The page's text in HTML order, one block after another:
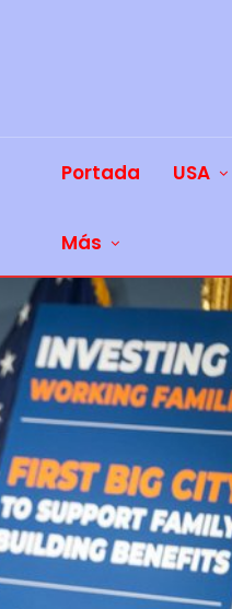
Portada USA
Más